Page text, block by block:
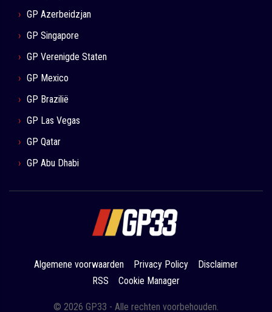
GP Azerbeidzjan
GP Singapore
GP Verenigde Staten
GP Mexico
GP Brazilië
GP Las Vegas
GP Qatar
GP Abu Dhabi
Algemene voorwaarden Privacy Policy
Disclaimer
RSS
Cookie Manager
© 2026 GP33 - Alle rechten voorbehouden.